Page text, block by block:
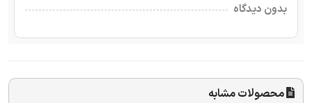
بدون دیدگاه
محصولات مشابه